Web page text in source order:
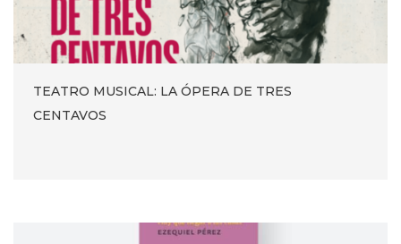
TEATRO MUSICAL: LA ÓPERA DE TRES
CENTAVOS